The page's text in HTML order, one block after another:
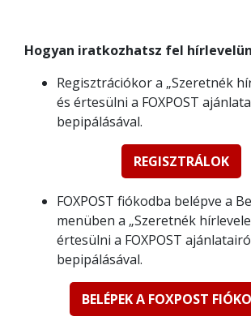
Hogyan iratkozhatsz fel
Regisztrációkor a „Szeretnék
és értesülni a FOXPOST
bepipálásával.
REGISZTRÁLOK
FOXPOST fiókodba belépve a
menüben a „Szeretnék
értesülni a FOXPOST
bepipálásával.
BELÉPEK A FOXPOST